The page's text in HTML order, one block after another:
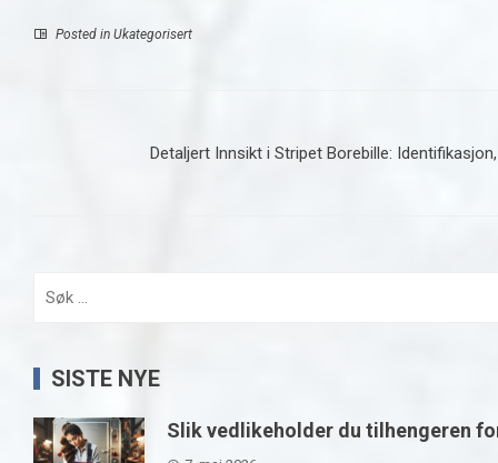
Posted in Ukategorisert
Detaljert Innsikt i Stripet Borebille:
etter:
SISTE NYE
Slik vedlikeholder du tilhengeren